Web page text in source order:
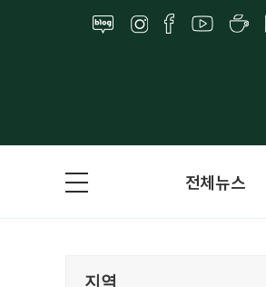
전체뉴스